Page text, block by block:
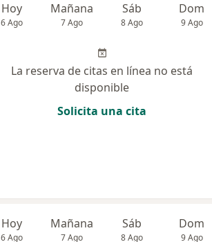
Hoy
6 Ago
Mañana
7 Ago
Sáb
8 Ago
Dom
9 Ago
La reserva de citas en línea no está
disponible
Solicita una cita
Hoy
6 Ago
Mañana
7 Ago
Sáb
8 Ago
Dom
9 Ago